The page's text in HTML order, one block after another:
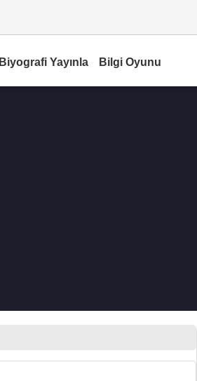
Biyografi Yayınla Bilgi Oyunu